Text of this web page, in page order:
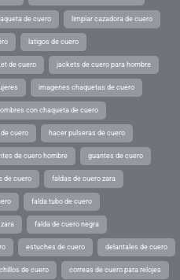
de cuero limpiar cazadora de cuero
latigos de cuero
de cuero jackets de cuero para hombre
imagenes chaquetas de cuero
con chaqueta de cuero
de cuero hacer pulseras de cuero
de cuero hombre guantes de cuero
de cuero faldas de cuero zara
falda tubo de cuero
falda de cuero negra
estuches de cuero delantales de cuero
de cuero correas de cuero para relojes